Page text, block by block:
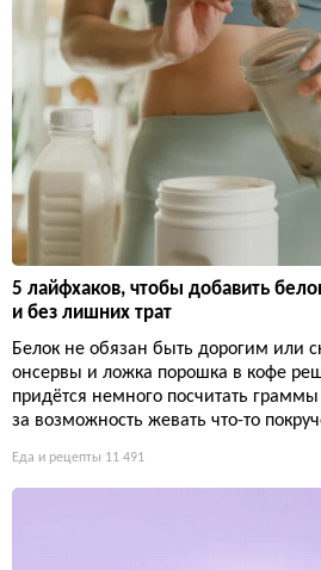
5 лайфхаков, чтобы добавить
и без лишних трат
Белок не обязан быть дорогим или
онсервы и ложка порошка в кофе
придётся немного посчитать
за возможность жевать что-то
Еда и рецепты 11 491